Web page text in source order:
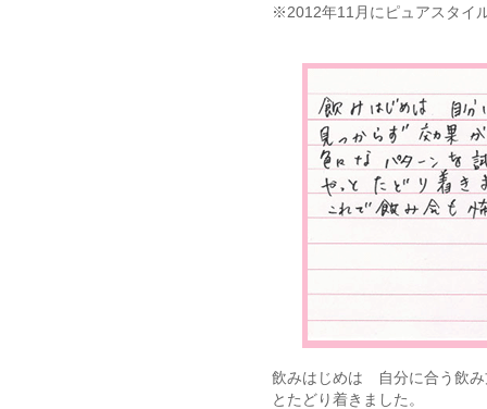
※2012年11月にピュアスタイ
飲みはじめは 自分に合う飲
とたどり着きました。